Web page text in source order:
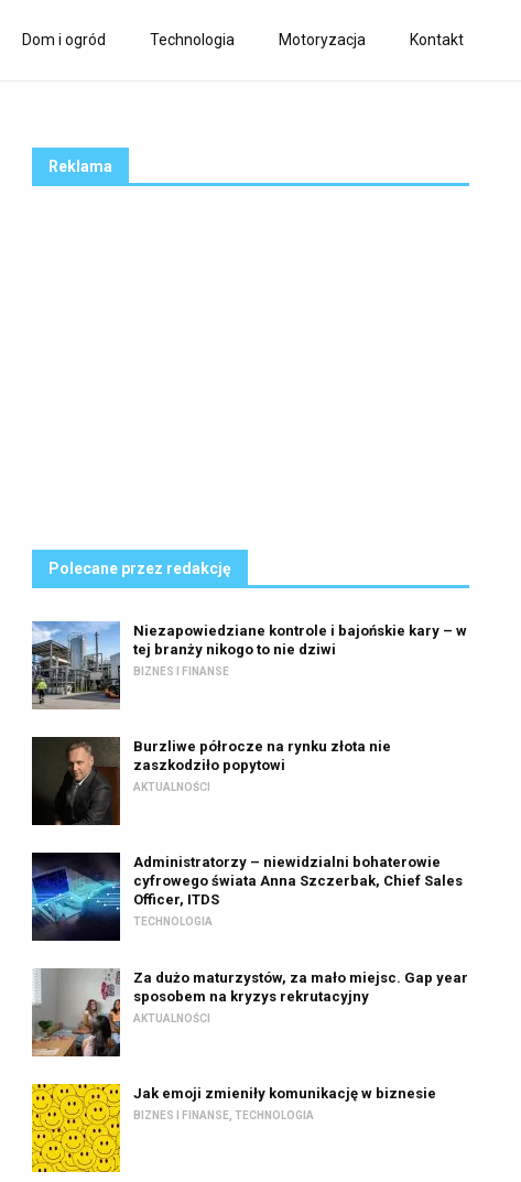
Dom i ogród Technologia Motoryzacja Kontakt
Reklama
Polecane przez redakcję
Niezapowiedziane kontrole i bajońskie kary – w
tej branży nikogo to nie dziwi
BIZNES I FINANSE
Burzliwe półrocze na rynku złota nie
zaszkodziło popytowi
AKTUALNOŚCI
Administratorzy – niewidzialni bohaterowie
cyfrowego świata Anna Szczerbak, Chief Sales
Officer, ITDS
TECHNOLOGIA
Za dużo maturzystów, za mało miejsc. Gap year
sposobem na kryzys rekrutacyjny
AKTUALNOŚCI
Jak emoji zmieniły komunikację w biznesie
BIZNES I FINANSE ,TECHNOLOGIA